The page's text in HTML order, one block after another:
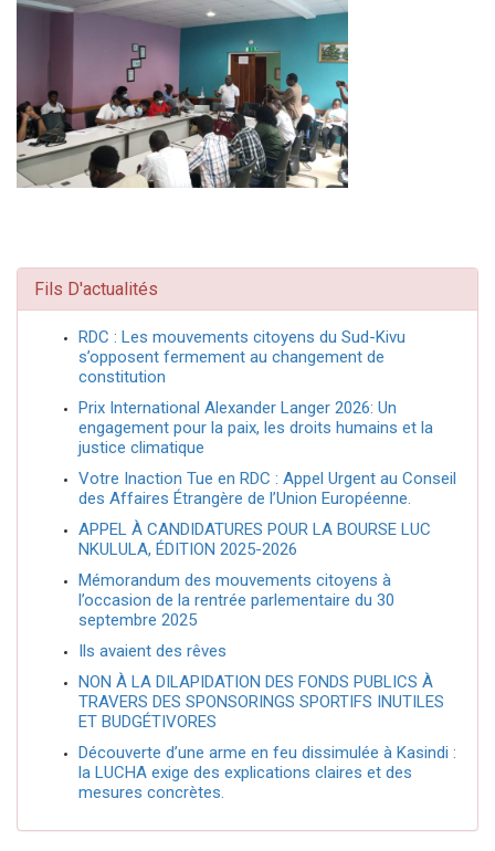
Fils D'actualités
RDC : Les mouvements citoyens du Sud-Kivu
s’opposent fermement au changement de
constitution
Prix International Alexander Langer 2026: Un
engagement pour la paix, les droits humains et la
justice climatique
Votre Inaction Tue en RDC : Appel Urgent au Conseil
des Affaires Étrangère de l’Union Européenne.
APPEL À CANDIDATURES POUR LA BOURSE LUC
NKULULA, ÉDITION 2025-2026
Mémorandum des mouvements citoyens à
l’occasion de la rentrée parlementaire du 30
septembre 2025
Ils avaient des rêves
NON À LA DILAPIDATION DES FONDS PUBLICS À
TRAVERS DES SPONSORINGS SPORTIFS INUTILES
ET BUDGÉTIVORES
Découverte d’une arme en feu dissimulée à Kasindi :
la LUCHA exige des explications claires et des
mesures concrètes.